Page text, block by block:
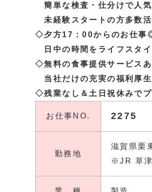
簡単な検査・仕分けで人気
未経験スタートの方多数
◇夕方17：00からのお仕事
日中の時間をライフスタイ
◇無料の食事提供サービスあ
当社だけの充実の福利厚生
◇残業なし＆土日祝休みで
お仕事NO. 2275
勤務地
滋賀県栗
※JR 草津